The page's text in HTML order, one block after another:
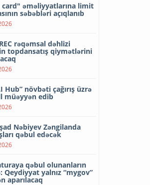
card" əməliyyatlarına limit
səbəbləri açıqlanıb
rəqəmsal dəhlizi
topdansatış qiymətlərini
Hub” növbəti çağırış üzrə
müəyyən edib
Nəbiyev Zəngilanda
qəbul edəcək
qəbul olunanların
Qeydiyyat yalnız “mygov”
aparılacaq